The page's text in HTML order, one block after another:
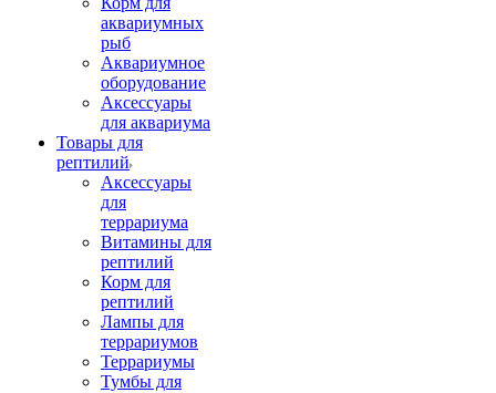
аквариумных
рыб
Аквариумное
оборудование
Аксессуары
для аквариума
Товары для
рептилий
Аксессуары
для
террариума
Витамины для
рептилий
Корм для
рептилий
Лампы для
террариумов
Террариумы
Тумбы для